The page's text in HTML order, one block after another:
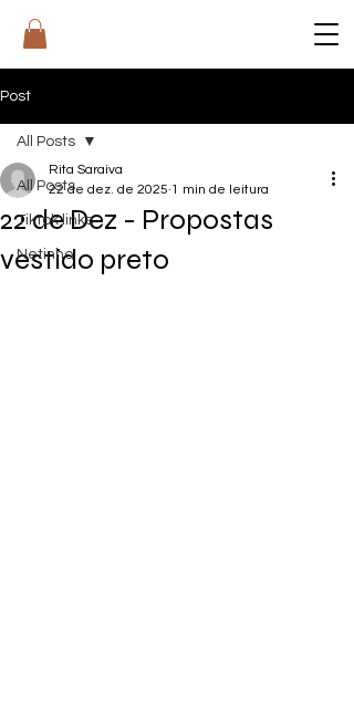
RIT
Post
All Posts
Tiktok links
Netinho
All Posts
22 de Dez - Propostas
vestido preto
Rita Saraiva
22 de dez. de 2025 1 min de leitura